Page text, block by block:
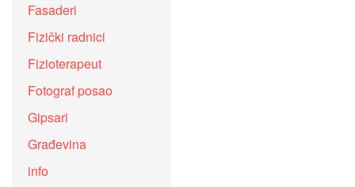
Fasaderi
Fizički radnici
Fizioterapeut
Fotograf posao
Gipsari
Građevina
info